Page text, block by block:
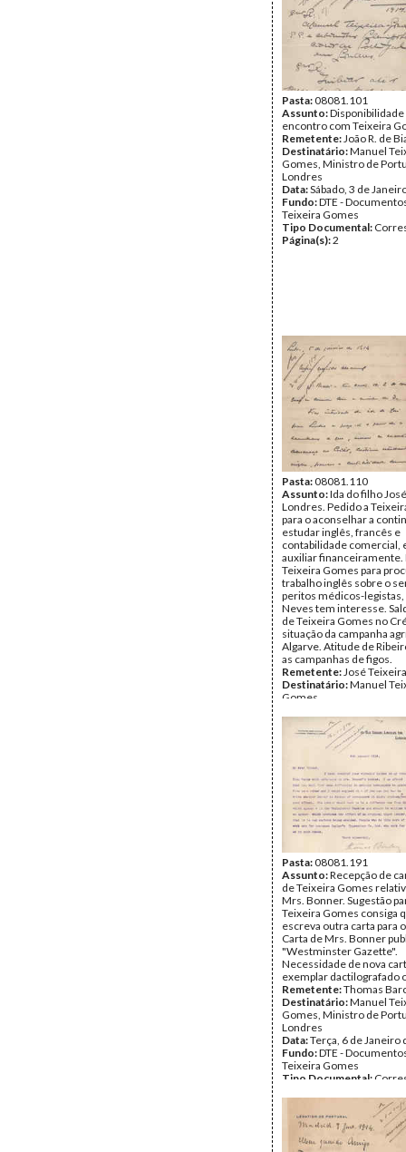
Pasta:08081.101
Assunto:Disponibilidade
encontro com Teixeira
Remetente:João R. de
Destinatário:Manuel
Gomes, Ministro de
Londres
Data:Sábado, 3 de
Fundo:DTE -
Teixeira Gomes
Tipo Documental:
Página(s):2
Pasta:08081.110
Assunto:Ida do filho
Londres. Pedido a
para o aconselhar a
estudar inglês, francês e
contabilidade comercial,
auxiliar financeiramente.
Teixeira Gomes para
trabalho inglês sobre o
peritos médicos-
Neves tem interesse.
de Teixeira Gomes no
situação da campanha
Algarve. Atitude de
as campanhas de figos.
Remetente:José
Destinatário:Manuel
Gomes
DTE -
Teixeira Gomes
Tipo Documental:
Pasta:08081.191
Assunto:Recepção de
de Teixeira Gomes
Mrs. Bonner. Sugestão
Teixeira Gomes consiga
escreva outra carta para
Carta de Mrs. Bonner
"Westminster Gazette".
Necessidade de nova
exemplar dactilografado
Remetente:Thomas
Destinatário:Manuel
Gomes, Ministro de
Londres
Data:Terça, 6 de Janeiro
Fundo:DTE -
Teixeira Gomes
Tipo Documental: